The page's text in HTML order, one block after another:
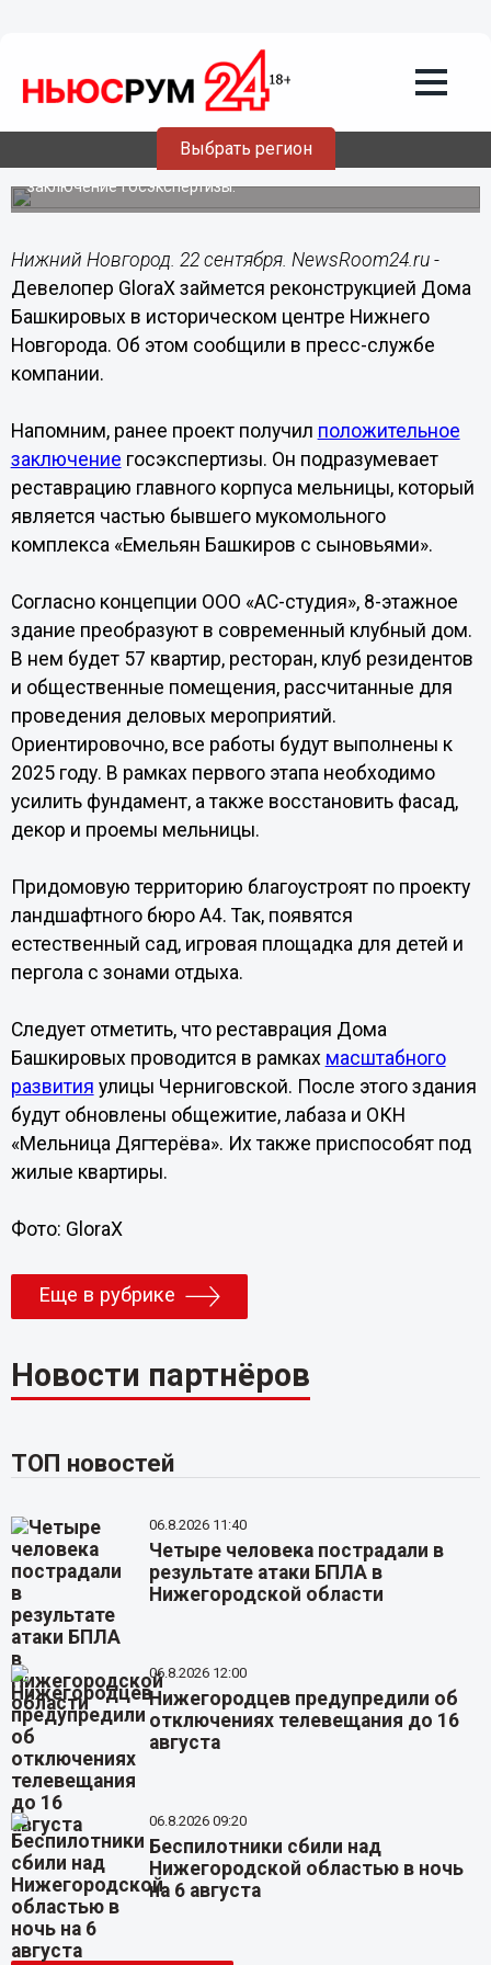
Выбрать регион
Строительство Дома Башкировых
разрешили на Черниговской в Нижнем
Новгороде
Проект реконструкции получил положительное
заключение госэкспертизы.
Нижний Новгород. 22 сентября. NewsRoom24.ru -
Девелопер GloraX займется реконструкцией Дома
Башкировых в историческом центре Нижнего
Новгорода. Об этом сообщили в пресс-службе
компании.
Напомним, ранее проект получил положительное
заключение госэкспертизы. Он подразумевает
реставрацию главного корпуса мельницы, который
является частью бывшего мукомольного
комплекса «Емельян Башкиров с сыновьями».
Согласно концепции ООО «АС-студия», 8-этажное
здание преобразуют в современный клубный дом.
В нем будет 57 квартир, ресторан, клуб резидентов
и общественные помещения, рассчитанные для
проведения деловых мероприятий.
Ориентировочно, все работы будут выполнены к
2025 году. В рамках первого этапа необходимо
усилить фундамент, а также восстановить фасад,
декор и проемы мельницы.
Придомовую территорию благоустроят по проекту
ландшафтного бюро А4. Так, появятся
естественный сад, игровая площадка для детей и
пергола с зонами отдыха.
Следует отметить, что реставрация Дома
Башкировых проводится в рамках масштабного
развития улицы Черниговской. После этого здания
будут обновлены общежитие, лабаза и ОКН
«Мельница Дягтерёва». Их также приспособят под
жилые квартиры.
Фото: GloraX
Еще в рубрике
Новости партнёров
ТОП новостей
06.8.2026 11:40
Четыре человека пострадали в
результате атаки БПЛА в
Нижегородской области
06.8.2026 12:00
Нижегородцев предупредили об
отключениях телевещания до 16
августа
06.8.2026 09:20
Беспилотники сбили над
Нижегородской областью в ночь
на 6 августа